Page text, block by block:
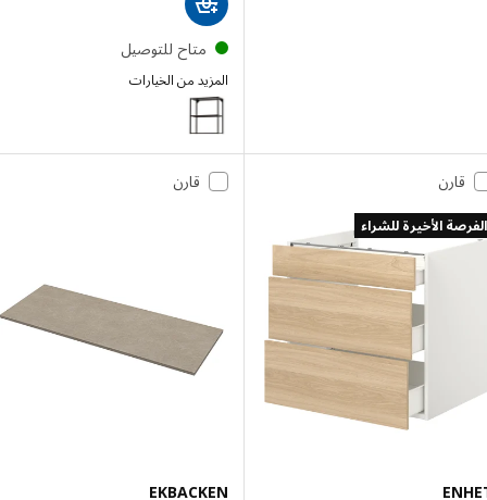
متاح للتوصيل
المزيد من الخيارات
ENHET
قارن
الأخيرة للشراء
قارن
EKBACKEN